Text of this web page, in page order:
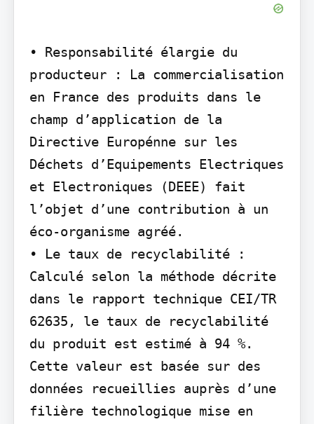
• Responsabilité élargie du
producteur : La commercialisation
en France des produits dans le
champ d’application de la
Directive Europénne sur les
Déchets d’Equipements Electriques
et Electroniques (DEEE) fait
l’objet d’une contribution à un
éco-organisme agréé.
• Le taux de recyclabilité :
Calculé selon la méthode décrite
dans le rapport technique CEI/TR
62635, le taux de recyclabilité
du produit est estimé à 94 %.
Cette valeur est basée sur des
données recueillies auprès d’une
filière technologique mise en